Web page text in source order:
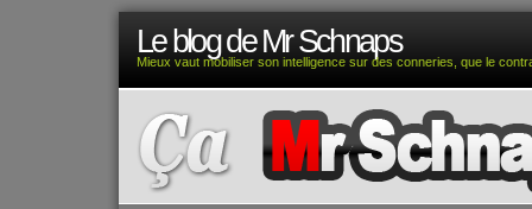
Le blog de Mr Schnaps
Mieux vaut mobiliser son intelligence sur des conneries, que le